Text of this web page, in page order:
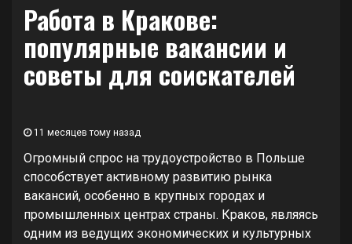
Работа в Кракове:
популярные вакансии и
советы для соискателей
11 месяцев тому назад
Огромный спрос на трудоустройство в Польше
способствует активному развитию рынка
вакансий, особенно в крупных городах и
промышленных центрах страны. Краков, являясь
одним из ведущих экономических и культурных